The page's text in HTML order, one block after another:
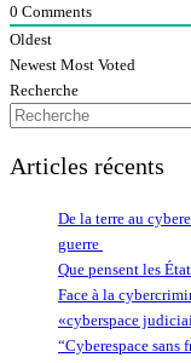
0 Comments
Oldest
Newest Most Voted
Recherche
Articles récents
De la terre au
guerre
Que pensent les
Face à la
«cyberspace
“Cyberespace sans